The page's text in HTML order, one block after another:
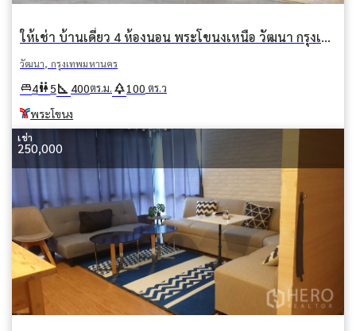
ให้เช่า บ้านเดี่ยว 4 ห้องนอน พระโขนงเหนือ วัฒนา กรุงเทพมหานคร BTS พระโขนง
วัฒนา, กรุงเทพมหานคร
king_bed4wc5square_foot 400ตร.ม. park100 ตร.ว
พระโขนง
เช่า
250,000